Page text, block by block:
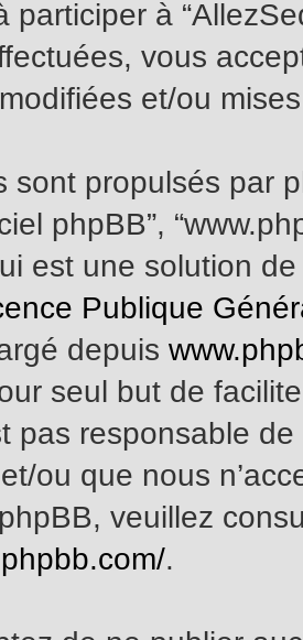
participer à
vous
et/ou
sont propulsés par
phpBB”,
est une solution
Publique
depuis
seul but de
pas responsable
ou que nous
veuillez
.